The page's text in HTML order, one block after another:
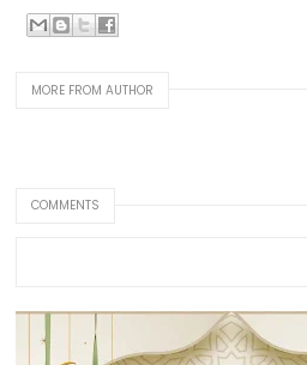
MORE FROM AUTHOR
COMMENTS